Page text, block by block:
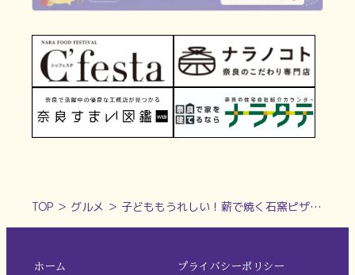
TOP ＞ グルメ ＞ 子どももうれしい！薪で焼く石窯ピザ【ピッツェリア ランバーミル｜五條市】
ホーム プライバシーポリシー